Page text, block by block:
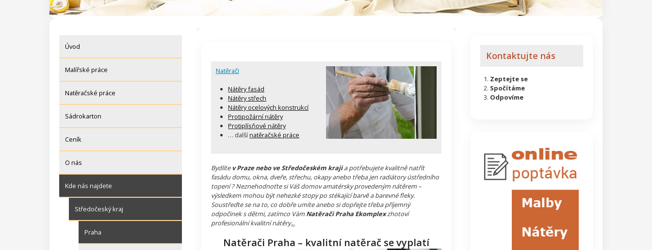
Úvod
Malířské práce
Natěračské práce
Sádrokarton
Ceník
O nás
Kde nás najdete
Středočeský kraj
Praha
Natěrači
Nátěry fasád
Nátěry střech
Nátěry ocelových konstrukcí
Protipožární nátěry
Protiplísňové nátěry
… dalšínatěračské práce
Bydlítev Praze nebo ve Středočeském krajia potřebujete kvalitně natřít
fasádu domu, okna, dveře, střechu, okapy anebo třeba jen radiátory ústředního
topení ? Neznehodnoťte si Váš domov amatérsky provedeným nátěrem –
výsledkem mohou být nehezké stopy po stékající barvě a barevné fleky.
Soustřeďte se na to, co dobře umíte anebo si dopřejte třeba příjemný
odpočinek s dětmi, zatímco Vám Natěrači Praha Ekomplexzhotoví
profesionální kvalitní nátěry...
Natěrači Praha – kvalitní natěrač se vyplatí
Kontaktujte nás
Zeptejte se
Spočítáme
Odpovíme